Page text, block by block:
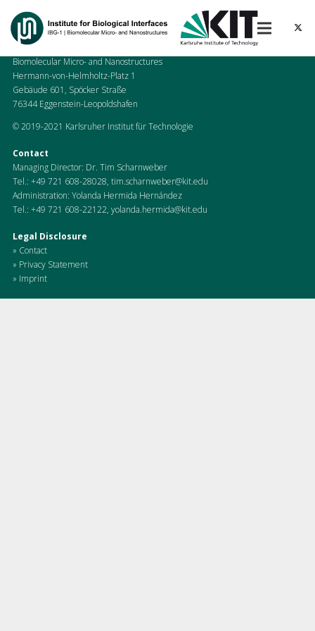
Karlsruhe Institute of Technologie (KIT)
Chair of Chemical Biology
Institute for Biological Interfaces (IBG-1)
Biomolecular Micro- and Nanostructures
Hermann-von-Helmholtz-Platz 1
Gebäude 601, Spöcker Straße
76344 Eggenstein-Leopoldshafen
© 2019-2021 Karlsruher Institut für Technologie
Contact
Managing Director: Dr. Tim Scharnweber
Tel.: +49 721 608-28028, tim.scharnweber@kit.edu
Administration: Yolanda Hermida Hernández
Tel.: +49 721 608-22122, yolanda.hermida@kit.edu
Legal Disclosure
» Contact
» Privacy Statement
» Imprint